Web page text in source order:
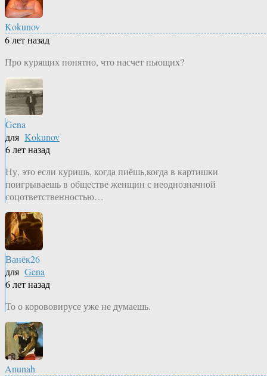
Kokunov
6 лет назад
Про курящих понятно, что насчет пьющих?
Gena
для Kokunov
6 лет назад
Ну, это если куришь, когда пиёшь,когда в картишки
поигрываешь в обществе женщин с неоднозначной
соцответственностью…
Ванёк26
для Gena
6 лет назад
То о корововирусе уже не думаешь.
Anunah